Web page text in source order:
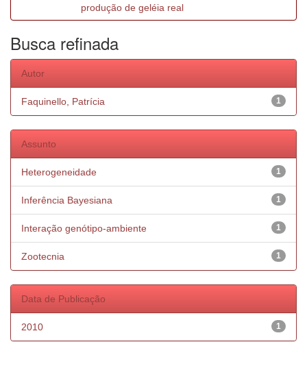
produção de geléia real
Busca refinada
Autor
1
Faquinello, Patrícia
Assunto
1
Heterogeneidade
1
Inferência Bayesiana
1
Interação genótipo-ambiente
1
Zootecnia
Data de Publicação
1
2010